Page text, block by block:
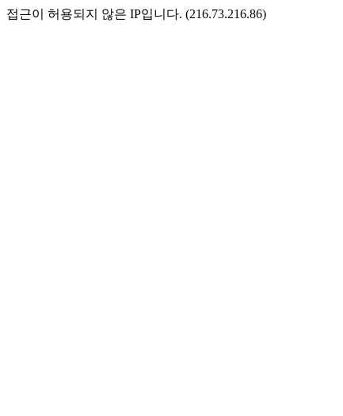
접근이 허용되지 않은 IP입니다. (216.73.216.86)